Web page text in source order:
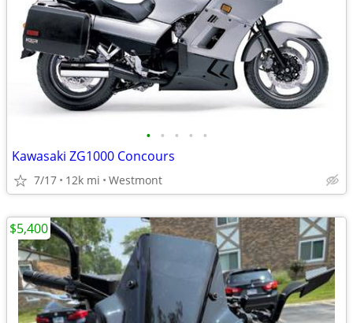
• • • • •
Kawasaki ZG1000 Concours
7/17 12k mi Westmont
$5,400